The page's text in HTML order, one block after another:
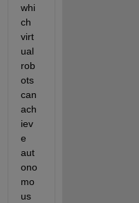
whi
ch
virt
ual
rob
ots
can
ach
iev
e
aut
ono
mo
us